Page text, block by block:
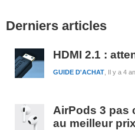
latérale
Derniers articles
HDMI 2.1 :
Il y a 4
GUIDE D'ACHAT
AirPods 3 pas
au meilleur